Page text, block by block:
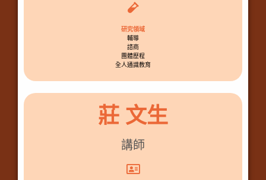
研究領域
輔導
諮商
團體歷程
全人通識教育
莊 文生
講師